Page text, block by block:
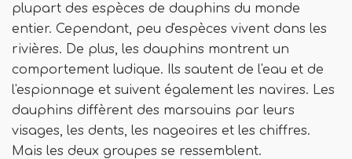
plupart des espèces de dauphins du monde
entier. Cependant, peu d'espèces vivent dans les
rivières. De plus, les dauphins montrent un
comportement ludique. Ils sautent de l'eau et de
l'espionnage et suivent également les navires. Les
dauphins diffèrent des marsouins par leurs
visages, les dents, les nageoires et les chiffres.
Mais les deux groupes se ressemblent.